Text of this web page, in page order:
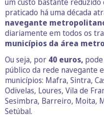
praticado há uma década
navegante
diariamente em todos os
municípios da área
Ou seja, por 40 euros,
público da rede navegante
municípios: Mafra, Sintra,
Odivelas, Loures, Vila de
Sesimbra, Barreiro, Moita,
Setúbal.